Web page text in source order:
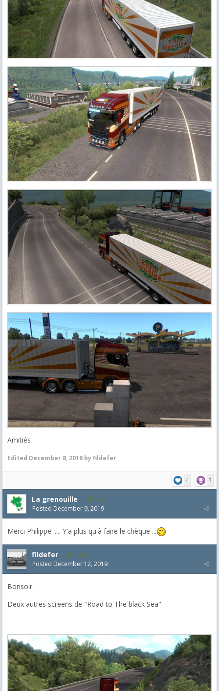
Amitiés
Edited December 8, 2019 by fildefer
4 3
La grenouille 3,271
Posted December 9, 2019
Merci Philippe ..... Y'a plus qu'à faire le chèque ...
fildefer 1,603
Posted December 12, 2019
Bonsoir.
Deux autres screens de "Road to The black Sea":